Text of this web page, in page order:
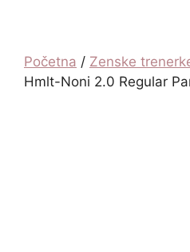
Početna / Zenske
Hmlt-Noni 2.0 Regular